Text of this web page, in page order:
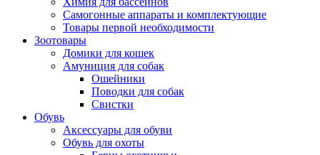
Самогонные аппараты и комплектующие
Товары первой необходимости
Зоотовары
Домики для кошек
Амуниция для собак
Ошейники
Поводки для собак
Свистки
Обувь
Аксессуары для обуви
Обувь для охоты